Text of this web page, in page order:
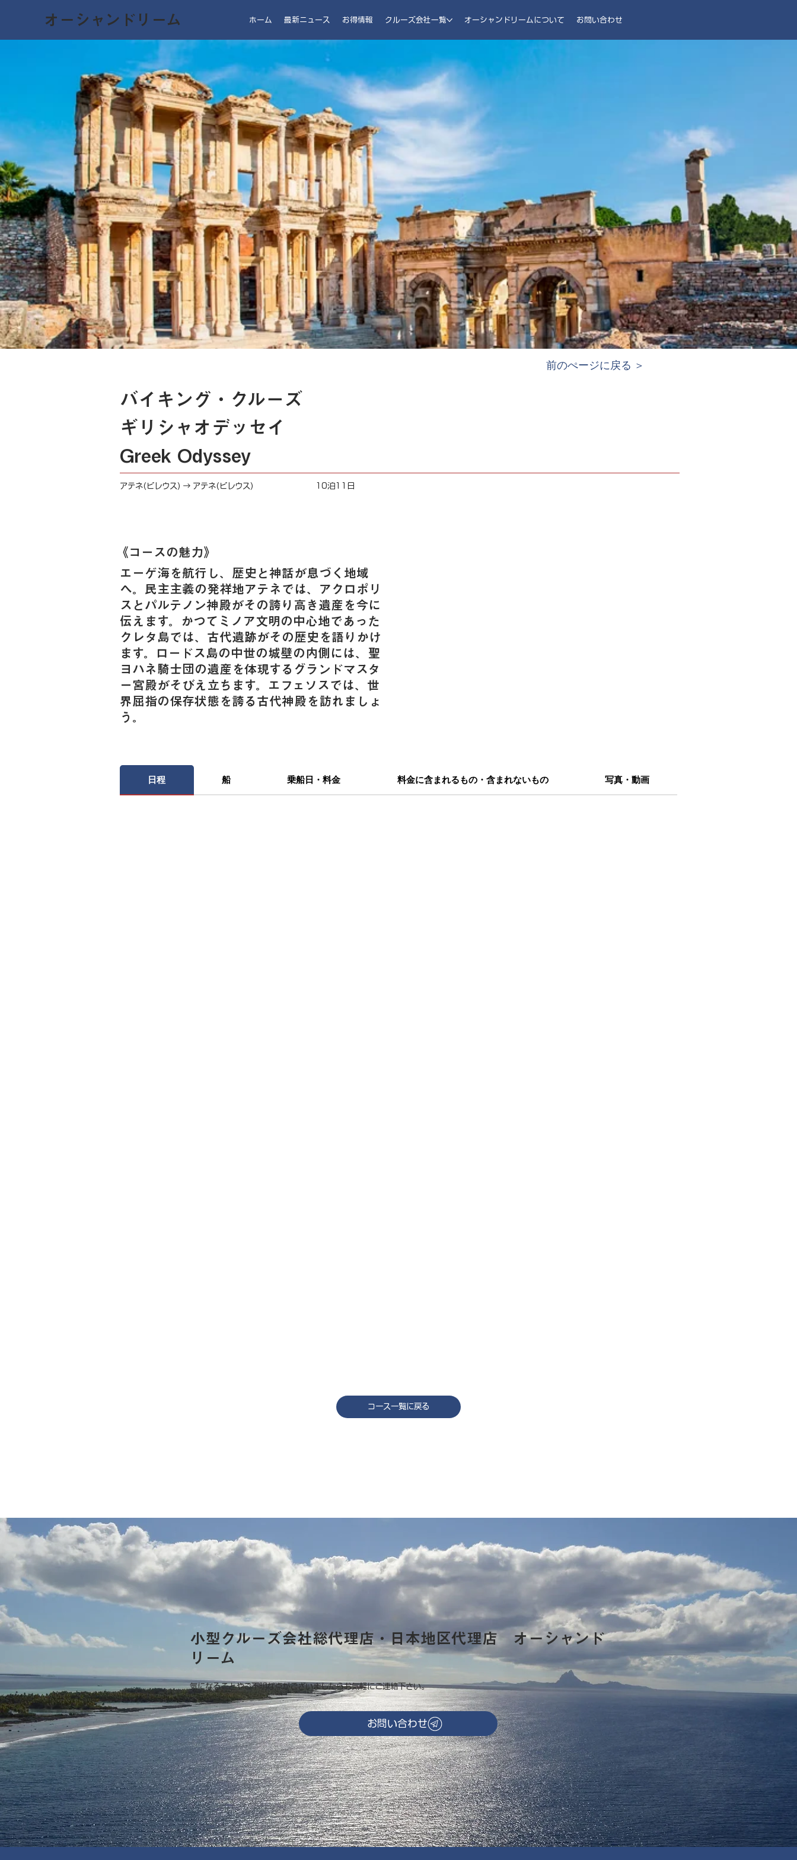
オーシャンドリーム ホーム 最新ニュース お得情報 クルーズ会社一覧 オーシャンドリームについて お問い合わせ
《​コースの魅力》
エーゲ海を航行し、歴史と神話が息づく地域
へ。民主主義の発祥地アテネでは、アクロポリ
スとパルテノン神殿がその誇り高き遺産を今に
伝えます。かつてミノア文明の中心地であった
クレタ島では、古代遺跡がその歴史を語りかけ
ます。ロードス島の中世の城壁の内側には、聖
ヨハネ騎士団の遺産を体現するグランドマスタ
ー宮殿がそびえ立ちます。エフェソスでは、世
界屈指の保存状態を誇る古代神殿を訪れましょ
う。
日程 船 乗船日・料金 料金に含まれるもの・含まれないもの 写真・動画
コース一覧に戻る
バイキング・クルーズ
Greek Odyssey
ギリシャオデッセイ
アテネ(ピレウス) → アテネ(ピレウス) 10泊11日
前のぺージに戻る ＞
小型クルーズ会社総代理店・日本地区代理店 オーシャンド
リーム
気になることやご不明な点がございましたらお気軽にご連絡下さい。
お問い合わせ